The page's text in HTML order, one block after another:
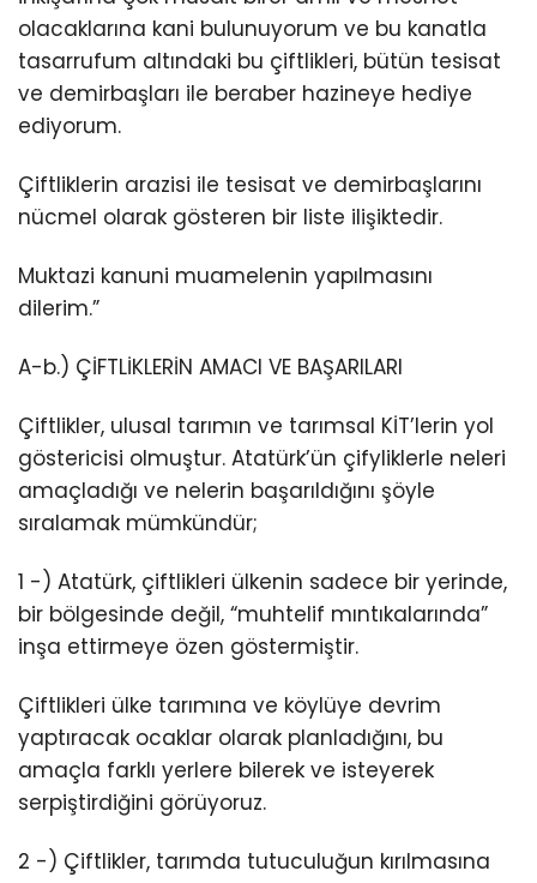
olacaklarına kani bulunuyorum ve bu kanatla
tasarrufum altındaki bu çiftlikleri, bütün tesisat
ve demirbaşları ile beraber hazineye hediye
ediyorum.
Çiftliklerin arazisi ile tesisat ve demirbaşlarını
nücmel olarak gösteren bir liste ilişiktedir.
Muktazi kanuni muamelenin yapılmasını
dilerim.”
A-b.) ÇİFTLİKLERİN AMACI VE BAŞARILARI
Çiftlikler, ulusal tarımın ve tarımsal KİT’lerin yol
göstericisi olmuştur. Atatürk’ün çifyliklerle neleri
amaçladığı ve nelerin başarıldığını şöyle
sıralamak mümkündür;
1 -) Atatürk, çiftlikleri ülkenin sadece bir yerinde,
bir bölgesinde değil, “muhtelif mıntıkalarında”
inşa ettirmeye özen göstermiştir.
Çiftlikleri ülke tarımına ve köylüye devrim
yaptıracak ocaklar olarak planladığını, bu
amaçla farklı yerlere bilerek ve isteyerek
serpiştirdiğini görüyoruz.
2 -) Çiftlikler, tarımda tutuculuğun kırılmasına